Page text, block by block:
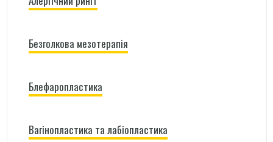
Безголкова мезотерапія
Блефаропластика
Вагінопластика та лабіопластика